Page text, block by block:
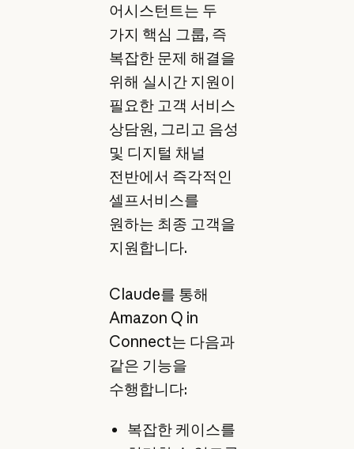
어시스턴트는 두
가지 핵심 그룹, 즉
복잡한 문제 해결을
위해 실시간 지원이
필요한 고객 서비스
상담원, 그리고 음성
및 디지털 채널
전반에서 즉각적인
셀프서비스를
원하는 최종 고객을
지원합니다.
Claude를 통해
Amazon Q in
Connect는 다음과
같은 기능을
수행합니다:
복잡한 케이스를